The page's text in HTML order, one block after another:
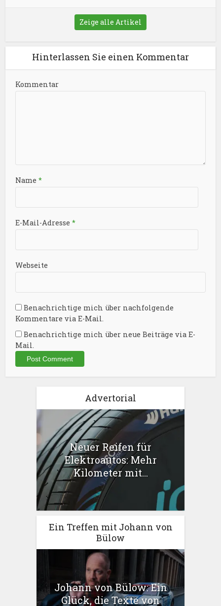
Zeige alle Artikel
Hinterlassen Sie einen Kommentar
Kommentar
Name*
E-Mail-Adresse*
Webseite
Benachrichtige mich über nachfolgende
Kommentare via E-Mail.
Benachrichtige mich über neue Beiträge via E-
Mail.
Advertorial
Neuer Reifen für
Elektroautos: Mehr
Kilometer mit...
Ein Treffen mit Johann von
Bülow
Johann von Bülow: Ein
Glück, die Texte von